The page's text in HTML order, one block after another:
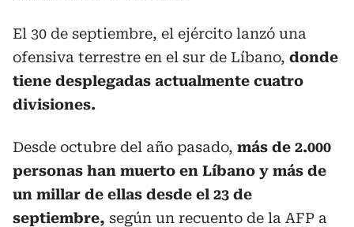
El 30 de septiembre, el ejército lanzó una
ofensiva terrestre en el sur de Líbano, donde
tiene desplegadas actualmente cuatro
divisiones.
Desde octubre del año pasado, más de 2.000
personas han muerto en Líbano y más de
un millar de ellas desde el 23 de
septiembre, según un recuento de la AFP a